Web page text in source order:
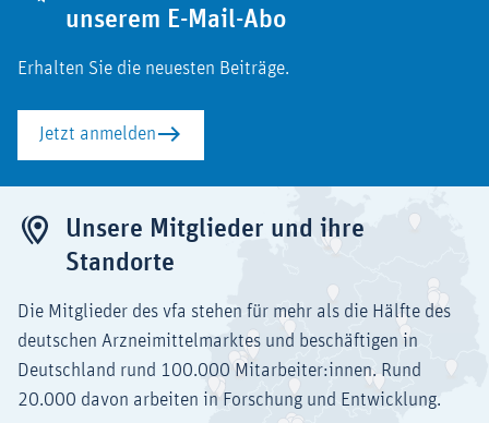
unserem E-Mail-Abo
Erhalten Sie die neuesten Beiträge.
Jetzt anmelden
Unsere Mitglieder und ihre
Standorte
Die Mitglieder des vfa stehen für mehr als die Hälfte des
deutschen Arzneimittelmarktes und beschäftigen in
Deutschland rund 100.000 Mitarbeiter:innen. Rund
20.000 davon arbeiten in Forschung und Entwicklung.